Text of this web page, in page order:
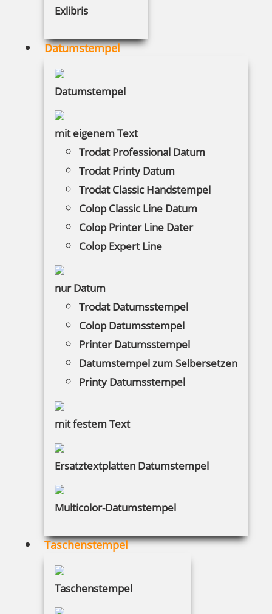
Exlibris
Datumstempel
Datumstempel
mit eigenem Text
Trodat Professional Datum
Trodat Printy Datum
Trodat Classic Handstempel
Colop Classic Line Datum
Colop Printer Line Dater
Colop Expert Line
nur Datum
Trodat Datumsstempel
Colop Datumsstempel
Printer Datumsstempel
Datumstempel zum Selbersetzen
Printy Datumsstempel
mit festem Text
Ersatztextplatten Datumstempel
Multicolor-Datumstempel
Taschenstempel
Taschenstempel
75,93 €
Trodat Professional 5211 Tütenstempel
118,20 €
Jetzt gestalten
Trodat Professional 5212 Tütenstempel
125,51 €